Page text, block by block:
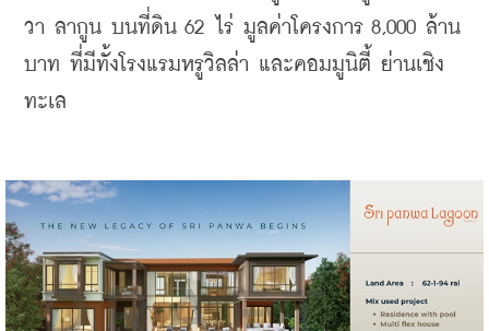
วา ลากูน บนที่ดิน 62 ไร่ มูลค่าโครงการ 8,000 ล้าน
บาท ที่มีทั้งโรงแรมหรูวิลล่า และคอมมูนิตี้ ย่านเชิง
ทะเล